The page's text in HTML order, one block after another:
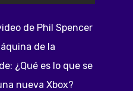
de Phil Spencer
de la
¿Qué es lo que se
nueva Xbox?